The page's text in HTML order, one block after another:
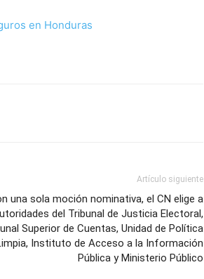
en Honduras
Artículo siguiente
una sola moción nominativa, el CN elige a
del Tribunal de Justicia Electoral,
Superior de Cuentas, Unidad de Política
Instituto de Acceso a la Información
Pública y Ministerio Público